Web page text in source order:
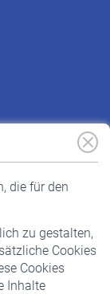
die für den
zu gestalten,
Cookies
Cookies
Inhalte